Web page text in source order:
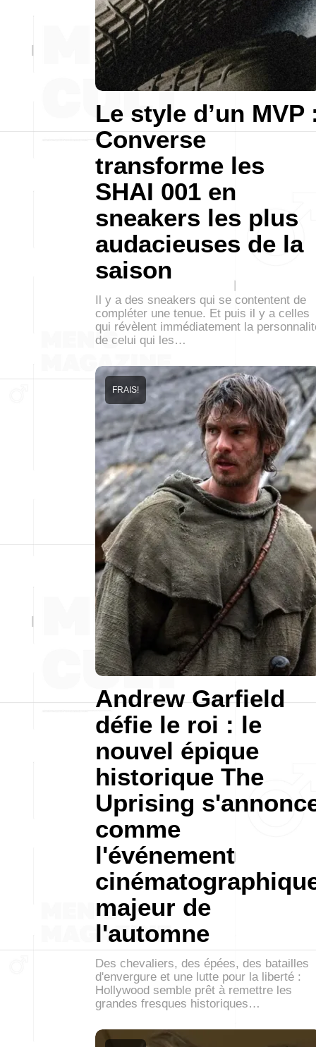
Le style d’un MVP
Converse
transforme les
SHAI 001 en
sneakers les plus
audacieuses de la
saison
Il y a des sneakers qui se contentent de
compléter une tenue. Et puis il y a celles
qui révèlent immédiatement la
de celui qui les…
Andrew Garfield
défie le roi : le
nouvel épique
historique The
Uprising
comme
l'événement
majeur de
l'automne
FRAIS!
Des chevaliers, des épées, des batailles
d'envergure et une lutte pour la liberté :
Hollywood semble prêt à remettre les
grandes fresques historiques…